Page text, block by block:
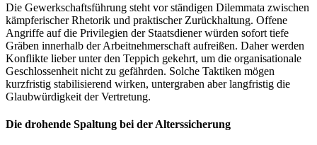
Die Gewerkschaftsführung steht vor ständigen Dilemmata zwischen
kämpferischer Rhetorik und praktischer Zurückhaltung. Offene
Angriffe auf die Privilegien der Staatsdiener würden sofort tiefe
Gräben innerhalb der Arbeitnehmerschaft aufreißen. Daher werden
Konflikte lieber unter den Teppich gekehrt, um die organisationale
Geschlossenheit nicht zu gefährden. Solche Taktiken mögen
kurzfristig stabilisierend wirken, untergraben aber langfristig die
Glaubwürdigkeit der Vertretung.
Die drohende Spaltung bei der Alterssicherung